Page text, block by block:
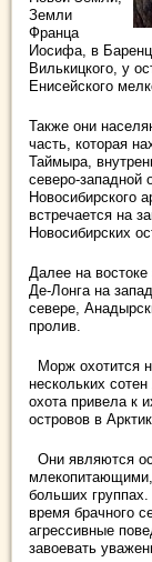
Земли
Франца
Иосифа, в
Вилькицкого, у
Енисейского
Также они
часть, которая
Таймыра,
северо-западной
Новосибирского
встречается на
Новосибирских
Далее на
Де-Лонга на
севере,
пролив.
Морж охотится
нескольких
охота привела к
островов в
Они являются
млекопитающими,
больших
время брачного
агрессивные
завоевать